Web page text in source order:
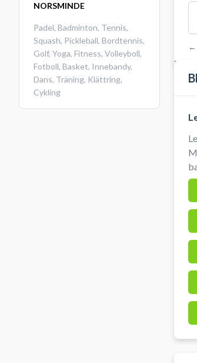
NORSMINDE
Padel, Badminton, Tennis,
Squash, Pickleball, Bordtennis,
Golf, Yoga, Fitness, Volleyboll,
Fotboll, Basket, Innebandy,
Dans, Träning, Klättring,
Cykling
←